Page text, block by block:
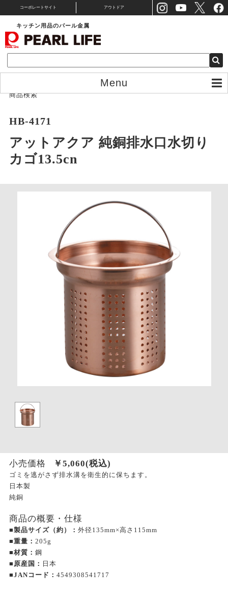
コーポレートサイト アウトドア
キッチン用品のパール金属
Menu
商品検索
HB-4171
アットアクア 純銅排水口水切り
カゴ13.5cn
小売価格 ￥ 5,060(税込)
ゴミを逃がさず排水溝を衛生的に保ちます。
日本製
純銅
商品の概要・仕様
■製品サイズ（約）： 外径135mm×高さ115mm
■重量： 205g
■材質： 鋼
■原産国： 日本
■JANコード： 4549308541717